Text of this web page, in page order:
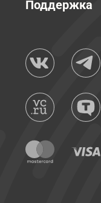
Поддержка